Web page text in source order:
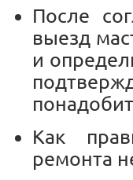
После
выезд
и
Как
ремонта